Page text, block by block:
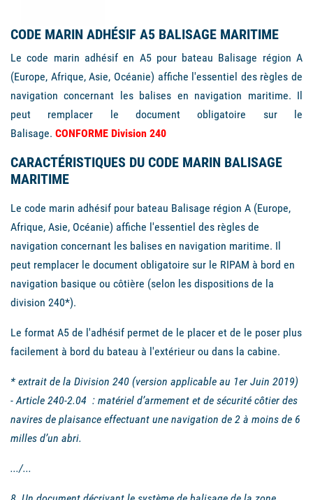
CODE MARIN ADHÉSIF A5 BALISAGE MARITIME
Le code marin adhésif en A5 pour bateau Balisage région A
(Europe, Afrique, Asie, Océanie) affiche l'essentiel des règles de
navigation concernant les balises en navigation maritime. Il
peut remplacer le document obligatoire sur le
Balisage. CONFORME Division 240
CARACTÉRISTIQUES DU CODE MARIN BALISAGE
MARITIME
Le code marin adhésif pour bateau Balisage région A (Europe,
Afrique, Asie, Océanie) affiche l'essentiel des règles de
navigation concernant les balises en navigation maritime. Il
peut remplacer le document obligatoire sur le RIPAM à bord en
navigation basique ou côtière (selon les dispositions de la
division 240*).
Le format A5 de l'adhésif permet de le placer et de le poser plus
facilement à bord du bateau à l'extérieur ou dans la cabine.
* extrait de la Division 240 (version applicable au 1er Juin 2019)
- Article 240-2.04 : matériel d’armement et de sécurité côtier des
navires de plaisance effectuant une navigation de 2 à moins de 6
milles d’un abri.
.../...